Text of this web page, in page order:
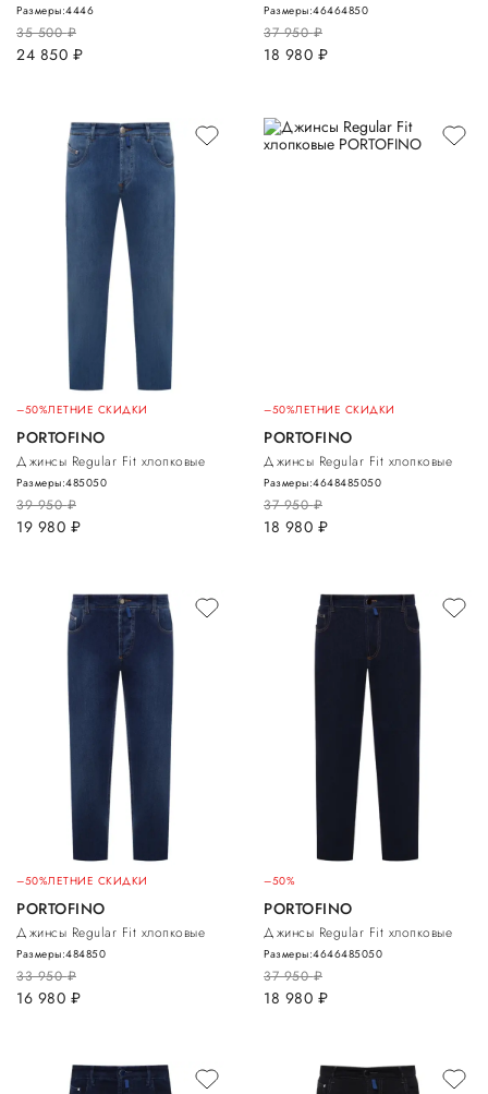
35 500руб.
24 850 руб.
Размеры:4446
37 950руб.
18 980 руб.
Размеры:46464850
–50%ЛЕТНИЕ СКИДКИ
PORTOFINO
Джинсы Regular Fit хлопковые
39 950руб.
19 980 руб.
Размеры:485050
–50%ЛЕТНИЕ СКИДКИ
PORTOFINO
Джинсы Regular Fit хлопковые
37 950руб.
18 980 руб.
Размеры:4648485050
–50%ЛЕТНИЕ СКИДКИ
PORTOFINO
Джинсы Regular Fit хлопковые
33 950руб.
16 980 руб.
Размеры:484850
–50%
PORTOFINO
Джинсы Regular Fit хлопковые
37 950руб.
18 980 руб.
Размеры:4646485050